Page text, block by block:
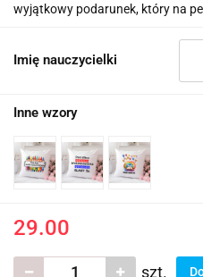
wyjątkowy podarunek, który na
Imię nauczycielki
Inne wzory
29.00
szt.